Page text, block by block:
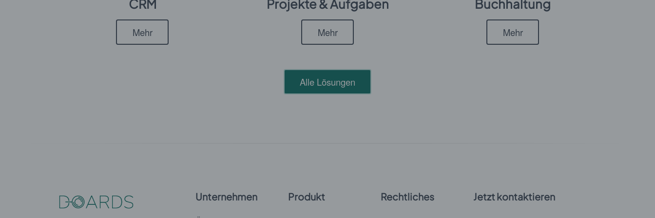
CRM
Mehr
Projekte & Aufgaben
Mehr
Buchhaltung
Mehr
Alle Lösungen
Unternehmen Produkt Rechtliches Jetzt kontaktieren